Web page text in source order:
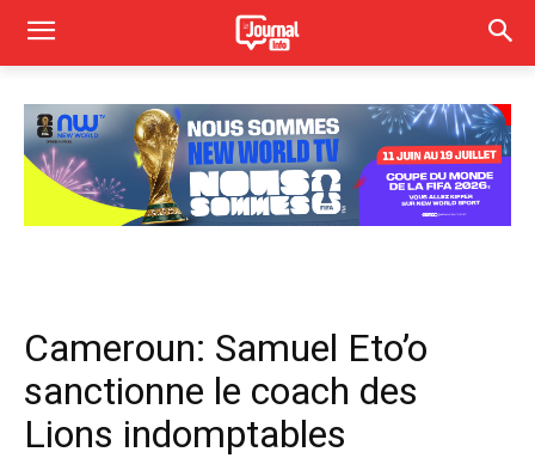
Cameroun: Samuel Eto’o
sanctionne le coach des
Lions indomptables